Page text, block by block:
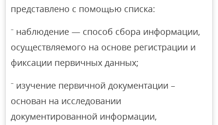
представлено с помощью списка:
⁻ наблюдение — способ сбора информации,
осуществляемого на основе регистрации и
фиксации первичных данных;
⁻ изучение первичной документации –
основан на исследовании
документированной информации,